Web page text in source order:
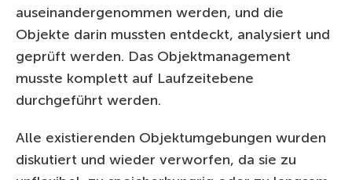
auseinandergenommen werden, und die
Objekte darin mussten entdeckt, analysiert und
geprüft werden. Das Objektmanagement
musste komplett auf Laufzeitebene
durchgeführt werden.
Alle existierenden Objektumgebungen wurden
diskutiert und wieder verworfen, da sie zu